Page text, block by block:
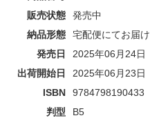
販売状態
発売中
納品形態
宅配便にてお届け
発売日
2025年06月24日
出荷開始日
2025年06月23日
ISBN
9784798190433
判型
B5